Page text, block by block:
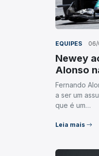
EQUIPES
Newey
Alonso
Fernando
a ser um
que é um…
Leia mais